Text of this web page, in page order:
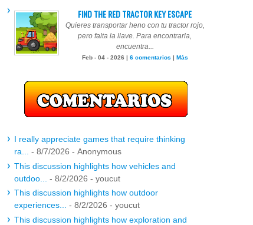
FIND THE RED TRACTOR KEY ESCAPE
Quieres transportar heno con tu tractor rojo,
pero falta la llave. Para encontrarla,
encuentra...
Feb - 04 - 2026 | 6 comentarios | Más
I really appreciate games that require thinking
ra...
- 8/7/2026 - Anonymous
This discussion highlights how vehicles and
outdoo...
- 8/2/2026 - youcut
This discussion highlights how outdoor
experiences...
- 8/2/2026 - youcut
This discussion highlights how exploration and